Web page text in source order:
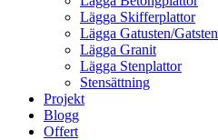
Lägga Skifferplattor
Lägga Gatusten/Gatsten
Lägga Granit
Lägga Stenplattor
Stensättning
Projekt
Blogg
Offert